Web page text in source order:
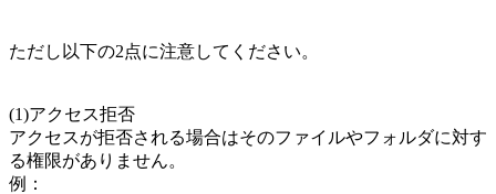
ただし以下の2点に注意してください。
(1)アクセス拒否
アクセスが拒否される場合はそのファイルやフォルダに対す
る権限がありません。
例：